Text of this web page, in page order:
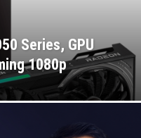
Series, GPU
1080p